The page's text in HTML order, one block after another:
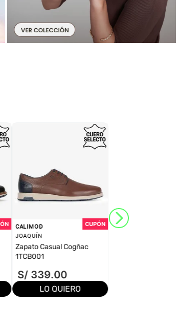
CALIMOD
JOAQUÍN
Zapato Casual Cogñac
1TCB001
S/ 339.00
LO QUIERO